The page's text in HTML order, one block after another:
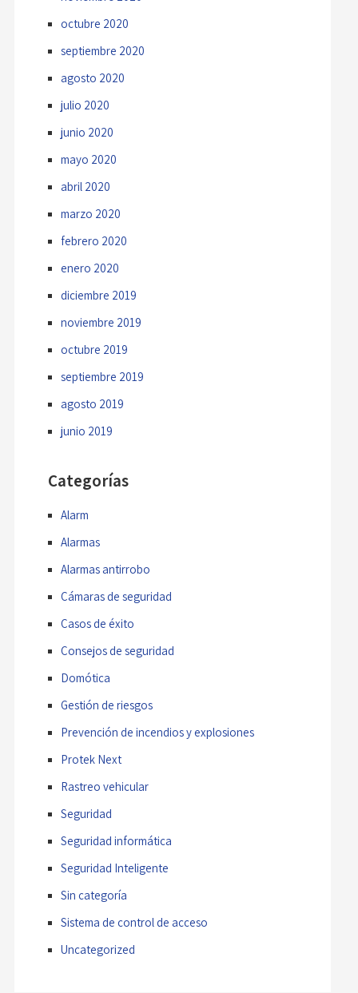
octubre 2020
septiembre 2020
agosto 2020
julio 2020
junio 2020
mayo 2020
abril 2020
marzo 2020
febrero 2020
enero 2020
diciembre 2019
noviembre 2019
octubre 2019
septiembre 2019
agosto 2019
junio 2019
Categorías
Alarm
Alarmas
Alarmas antirrobo
Cámaras de seguridad
Casos de éxito
Consejos de seguridad
Domótica
Gestión de riesgos
Prevención de incendios y explosiones
Protek Next
Rastreo vehicular
Seguridad
Seguridad informática
Seguridad Inteligente
Sin categoría
Sistema de control de acceso
Uncategorized